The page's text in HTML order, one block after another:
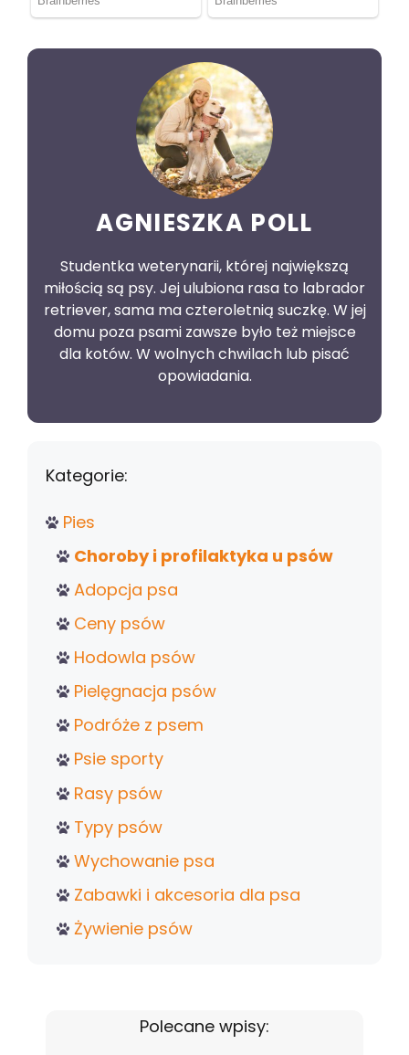
AGNIESZKA POLL
Studentka weterynarii, której największą
miłością są psy. Jej ulubiona rasa to labrador
retriever, sama ma czteroletnią suczkę. W jej
domu poza psami zawsze było też miejsce
dla kotów. W wolnych chwilach lub pisać
opowiadania.
Kategorie:
Pies
Choroby i profilaktyka u psów
Adopcja psa
Ceny psów
Hodowla psów
Pielęgnacja psów
Podróże z psem
Psie sporty
Rasy psów
Typy psów
Wychowanie psa
Zabawki i akcesoria dla psa
Żywienie psów
Polecane wpisy: